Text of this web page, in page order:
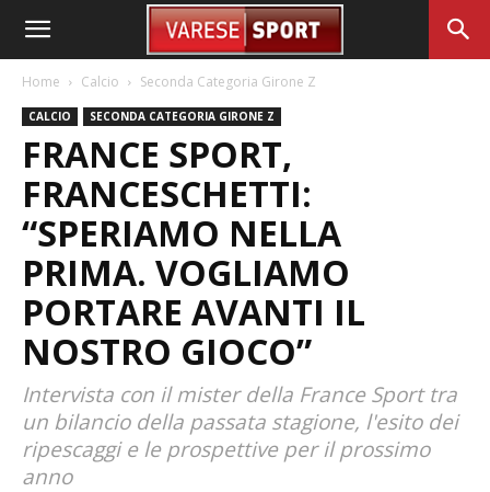
Home Calcio Seconda Categoria Girone Z
CALCIO SECONDA CATEGORIA GIRONE Z
FRANCE SPORT,
FRANCESCHETTI:
“SPERIAMO NELLA
PRIMA. VOGLIAMO
PORTARE AVANTI IL
NOSTRO GIOCO”
Intervista con il mister della France Sport tra
un bilancio della passata stagione, l'esito dei
ripescaggi e le prospettive per il prossimo
anno